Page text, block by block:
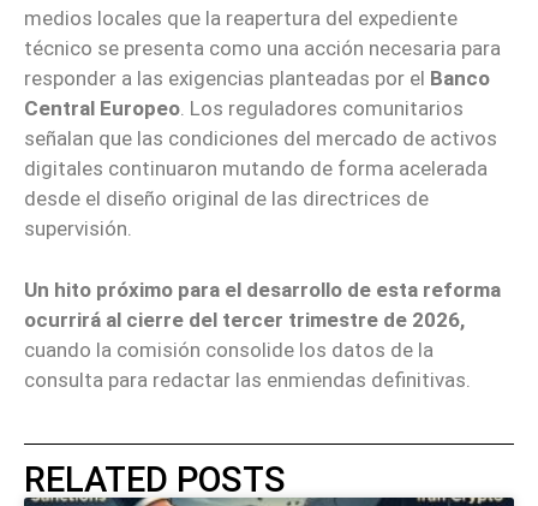
medios locales que la reapertura del expediente
técnico se presenta como una acción necesaria para
responder a las exigencias planteadas por el Banco
Central Europeo. Los reguladores comunitarios
señalan que las condiciones del mercado de activos
digitales continuaron mutando de forma acelerada
desde el diseño original de las directrices de
supervisión.
Un hito próximo para el desarrollo de esta reforma
ocurrirá al cierre del tercer trimestre de 2026,
cuando la comisión consolide los datos de la
consulta para redactar las enmiendas definitivas.
RELATED POSTS